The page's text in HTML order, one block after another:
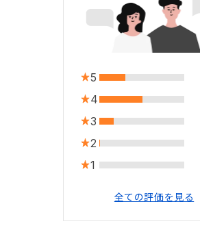
5
4
3
2
1
全ての評価を見る